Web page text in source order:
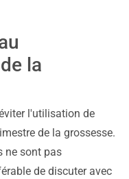
la
l'utilisation de
de la grossesse.
ne sont pas
de discuter avec